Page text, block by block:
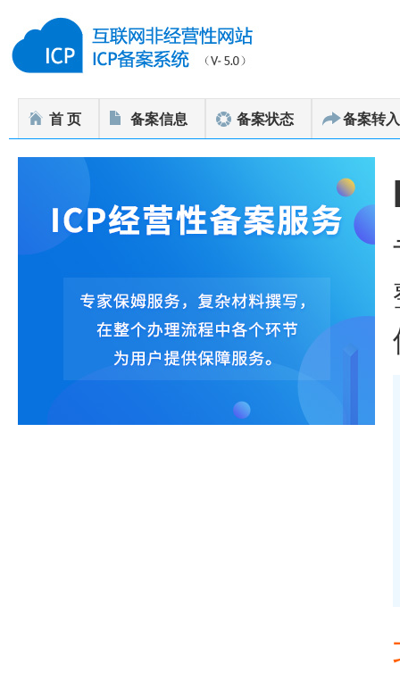
首 页 备案信息 备案状态 备案转入